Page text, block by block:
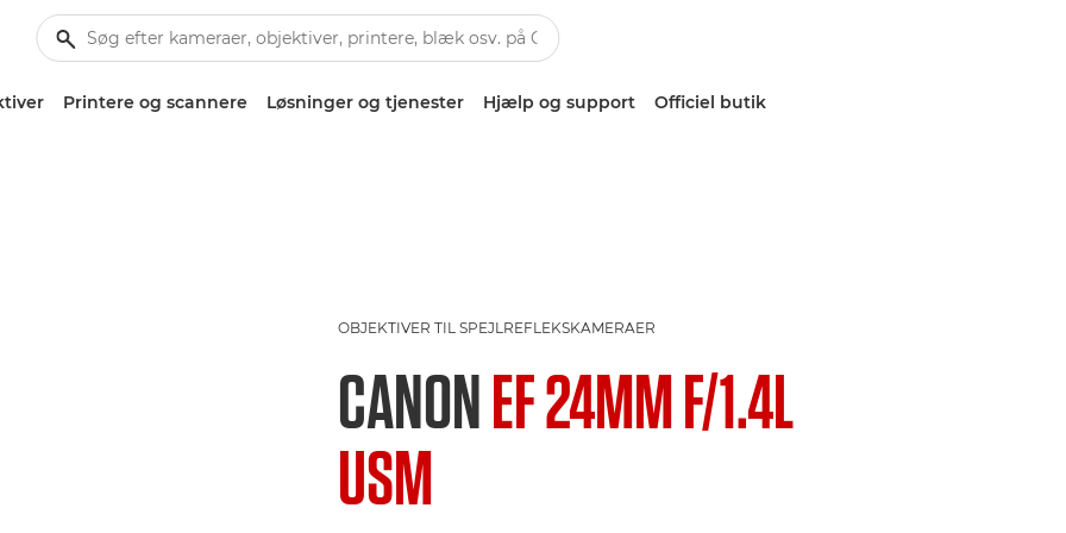
Printere og scannere Løsninger og tjenester Hjælp og support Officiel butik
OBJEKTIVER TIL SPEJLREFLEKSKAMERAER
CANONEF 24MM F/1.4L
USM